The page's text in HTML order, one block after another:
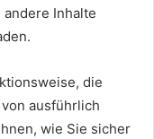
Inhalte
die
ausführlich
wie Sie sicher